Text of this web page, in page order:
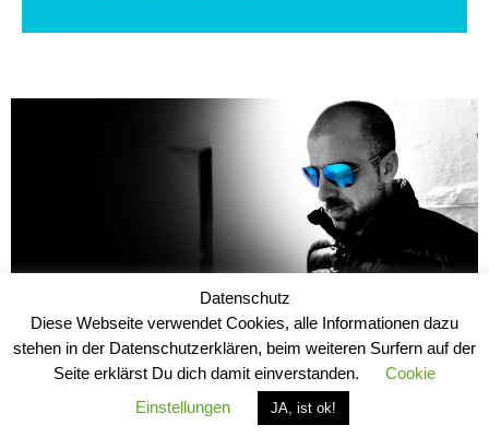
Copyright © 2026 manuelmeint
Impressum Datenschutz Support
Datenschutz
Diese Webseite verwendet Cookies, alle Informationen dazu
stehen in der Datenschutzerklären, beim weiteren Surfern auf der
Seite erklärst Du dich damit einverstanden.
Cookie
Einstellungen
JA, ist ok!